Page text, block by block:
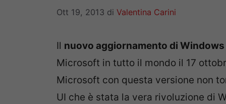
Ott 19, 2013 di Valentina Carini
Il nuovo aggiornamento di Windows
Microsoft in tutto il mondo il 17
Microsoft con questa versione non
UI che è stata la vera rivoluzione di